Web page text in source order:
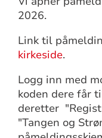
2026.
Link til
kirkeside.
Logg inn med
koden dere får
deretter
"Tangen og